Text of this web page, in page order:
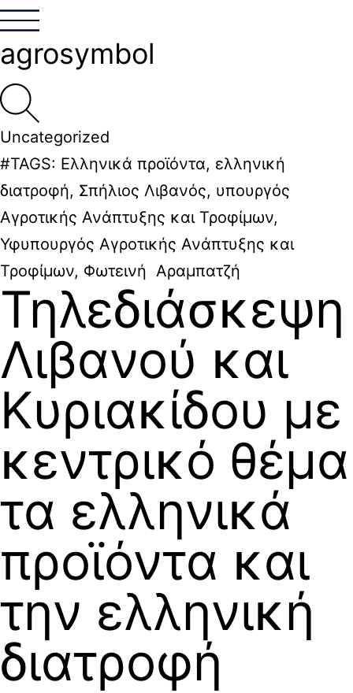
agrosymbol
Uncategorized
#TAGS: Ελληνικά προϊόντα, ελληνική
διατροφή, Σπήλιος Λιβανός, υπουργός
Αγροτικής Ανάπτυξης και Τροφίμων,
Υφυπουργός Αγροτικής Ανάπτυξης και
Τροφίμων, Φωτεινή Αραμπατζή
Τηλεδιάσκεψη
Λιβανού και
Κυριακίδου με
κεντρικό θέμα
τα ελληνικά
προϊόντα και
την ελληνική
διατροφή